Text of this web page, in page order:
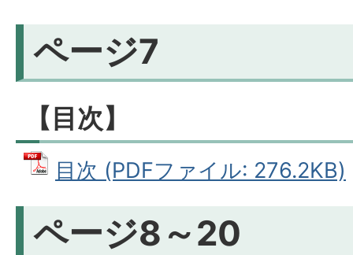
ページ7
【目次】
目次 (PDFファイル: 276.2KB)
ページ8～20